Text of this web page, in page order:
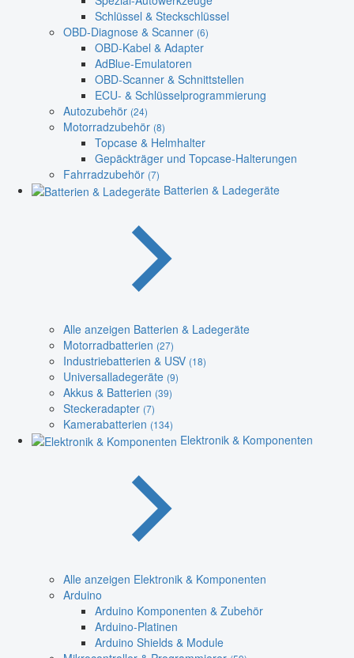
Schlüssel & Steckschlüssel
OBD-Diagnose & Scanner (6)
OBD-Kabel & Adapter
AdBlue-Emulatoren
OBD-Scanner & Schnittstellen
ECU- & Schlüsselprogrammierung
Autozubehör (24)
Motorradzubehör (8)
Topcase & Helmhalter
Gepäckträger und Topcase-Halterungen
Fahrradzubehör (7)
Batterien & Ladegeräte
Alle anzeigen Batterien & Ladegeräte
Motorradbatterien (27)
Industriebatterien & USV (18)
Universalladegeräte (9)
Akkus & Batterien (39)
Steckeradapter (7)
Kamerabatterien (134)
Elektronik & Komponenten
Alle anzeigen Elektronik & Komponenten
Arduino
Arduino Komponenten & Zubehör
Arduino-Platinen
Arduino Shields & Module